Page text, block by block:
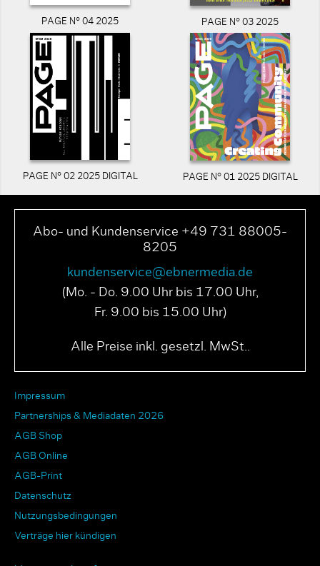
PAGE N° 04 2025 PAGE N° 03 2025
PAGE N° 02 2025 DIGITAL PAGE N° 01 2025 DIGITAL
Abo- und Kundenservice +49 731 88005-
8205
kundenservice@ebnermedia.de
(Mo. - Do. 9.00 Uhr bis 17.00 Uhr,
Fr. 9.00 bis 15.00 Uhr)
Alle Preise inkl. gesetzl. MwSt..
Impressum
Partnerships & Mediadaten 2026
AGB Shop
AGB Online
AGB-Print
Datenschutz
Nutzungsbedingungen
Verträge hier kündigen